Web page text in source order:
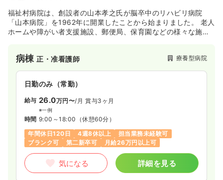
福祉村病院は、創設者の山本孝之氏が脳卒中のリハビリ病院
「山本病院」を1962年に開業したことから始まりました。 老人
ホームや障がい者支援施設、郵便局、保育園などの様々な施設
そ50年余りの長い歴史を持つ認知症専門病院です。
1973年には、認知症の患者様に幸せな人生を送ってほしいと、
「認知症介護の三原則」を設定するなど、認知症介護の概念を
打ち立ててきたパイオニアです。 「みんなの力で、みんなの幸
せを」を基本理念とし、人々の幸せを守るためには一人ひとり
の自立度を高めることが大切であると考えています。
病棟正・准看護師 療養型病院
日勤のみ（常勤）
給与 26.0万円〜/月 賞与3ヶ月
※一例
時間 9:00～18:00 （休憩60分）
年間休日120日
4週8休以上
担当業務未経験可
ブランク可
第二新卒可 月給26万円以上可
気になる 詳細を見る